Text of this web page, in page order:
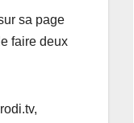
sa page
faire deux